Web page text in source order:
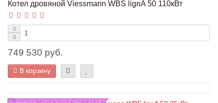
Котел дровяной Viessmann WBS lignA 50 110кВт
749 530 руб.
В корзину